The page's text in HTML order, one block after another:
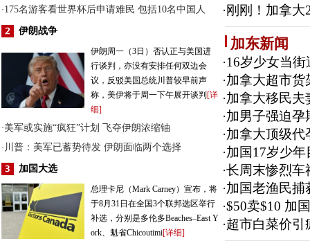
·175名游客看世界杯后申请难民 包括10名中国人
伊朗战争
伊朗周一（3日）否认正与美国进
行谈判，亦没有安排任何双边会
议，反驳美国总统川普较早前声
称，美伊将于周一下午展开谈判 [详
细]
·美军或实施“疯狂”计划 飞夺伊朗浓缩铀
· 川普：美军已蓄势待发 伊朗面临两个选择
加国大选
总理卡尼（Mark Carney）宣布，将
于8月31日在全国3个联邦选区举行
补选，分别是多伦多Beaches–East Y
ork、魁省Chicoutimi[详细]
·刚刚！加拿
加东新闻
·16岁少女当
·加拿大超市货
·加拿大移民夫
·加男子强迫孕
·加拿大顶级代
·加国17岁少
·长周末惨烈车
·加国老渔民捕
·$50卖$10 加
·超市白菜价引